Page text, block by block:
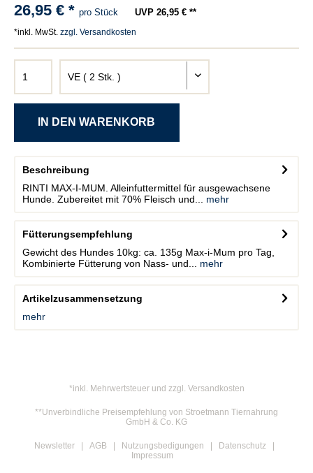
26,95 € * pro Stück UVP 26,95 € **
*inkl. MwSt. zzgl. Versandkosten
Beschreibung
RINTI MAX-I-MUM. Alleinfuttermittel für ausgewachsene
Hunde. Zubereitet mit 70% Fleisch und...
mehr
Fütterungsempfehlung
Gewicht des Hundes 10kg: ca. 135g Max-i-Mum pro Tag,
Kombinierte Fütterung von Nass- und...
mehr
Artikelzusammensetzung
mehr
*inkl. Mehrwertsteuer und zzgl. Versandkosten
**Unverbindliche Preisempfehlung von Stroetmann Tiernahrung
GmbH & Co. KG
Newsletter AGB Nutzungsbedigungen
Datenschutz
Impressum